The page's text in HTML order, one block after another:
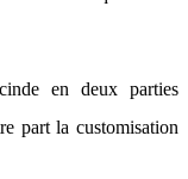
en deux parties
part la customisation